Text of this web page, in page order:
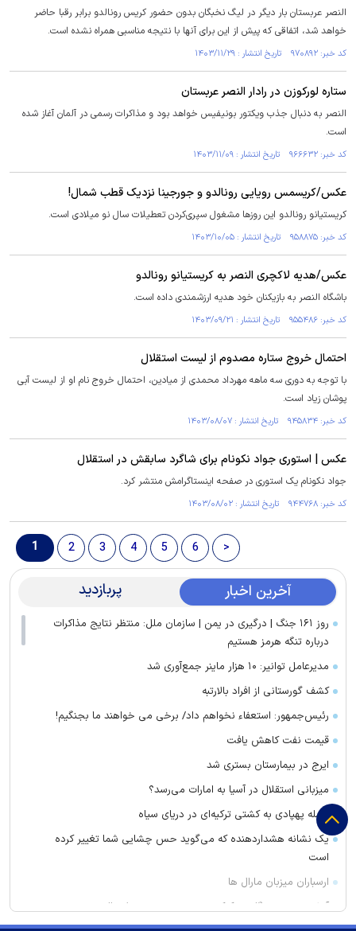
النصر عربستان بار دیگر در لیگ نخبگان بدون حضور کریس رونالدو برابر رقبا حاضر
خواهد شد، اتفاقی که پیش از این برای آنها با نتیجه مناسبی همراه نشده است.
کد خبر: ۹۷۰۸۹۲ تاریخ انتشار : ۱۴۰۳/۱۱/۲۹
ستاره لورکوزن در رادار النصر عربستان
النصر به دنبال جذب ویکتور بونیفیس خواهد بود و مذاکرات رسمی در آلمان آغاز شده
است.
کد خبر: ۹۶۶۶۳۲ تاریخ انتشار : ۱۴۰۳/۱۱/۰۹
عکس/کریسمس رویایی رونالدو و جورجینا نزدیک قطب شمال!
کریستیانو رونالدو این روزها مشغول سپری‌کردن تعطیلات سال نو میلادی است.
کد خبر: ۹۵۸۸۷۵ تاریخ انتشار : ۱۴۰۳/۱۰/۰۵
عکس/هدیه لاکچری النصر به کریستیانو رونالدو
باشگاه النصر به بازیکنان خود هدیه ارزشمندی داده است.
کد خبر: ۹۵۵۴۸۶ تاریخ انتشار : ۱۴۰۳/۰۹/۲۱
احتمال خروج ستاره مصدوم از لیست استقلال
با توجه به دوری سه ماهه مهرداد محمدی از میادین، احتمال خروج نام او از لیست آبی
پوشان زیاد است.
کد خبر: ۹۴۵۸۳۴ تاریخ انتشار : ۱۴۰۳/۰۸/۰۷
عکس | استوری جواد نکونام برای شاگرد سابقش در استقلال
جواد نکونام یک استوری در صفحه اینستاگرامش منتشر کرد.
کد خبر: ۹۴۴۷۶۸ تاریخ انتشار : ۱۴۰۳/۰۸/۰۲
1 2 3 4 5 6 >
آخرین اخبار پربازدید
روز ۱۶۱ جنگ | درگیری در یمن | سازمان ملل: منتظر نتایج مذاکرات
درباره تنگه هرمز هستیم
مدیرعامل توانیر: ۱۰ هزار ماینر جمع‌آوری شد
کشف گورستانی از افراد بالارتبه
رئیس‌جمهور: استعفاء نخواهم داد/ برخی می خواهند ما بجنگیم!
قیمت نفت کاهش یافت
ایرج در بیمارستان بستری شد
میزبانی استقلال در آسیا به امارات می‌رسد؟
حمله پهپادی به کشتی ترکیه‌ای در دریای سیاه
یک نشانه هشداردهنده که می‌گوید حس چشایی شما تغییر کرده
است
ارسباران میزبان مارال ها
آتش‌سوزی دستگاه خنک‌کننده در محدوده زیر پل عالی‌نسب تبریز